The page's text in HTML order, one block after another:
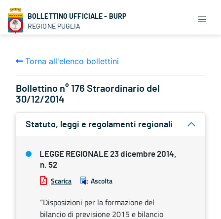
BOLLETTINO UFFICIALE - BURP
REGIONE PUGLIA
Torna all'elenco bollettini
Bollettino n° 176 Straordinario del
30/12/2014
Statuto, leggi e regolamenti regionali
LEGGE REGIONALE 23 dicembre 2014,
n. 52
Scarica Ascolta
“Disposizioni per la formazione del
bilancio di previsione 2015 e bilancio